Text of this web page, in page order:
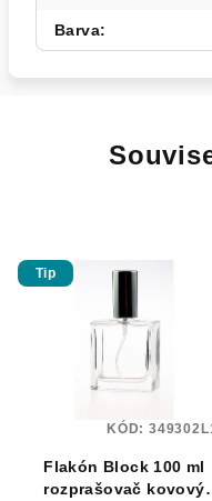
Barva:
Tip
Flakón Block 100 ml
rozprašovač kovový
KÓD: